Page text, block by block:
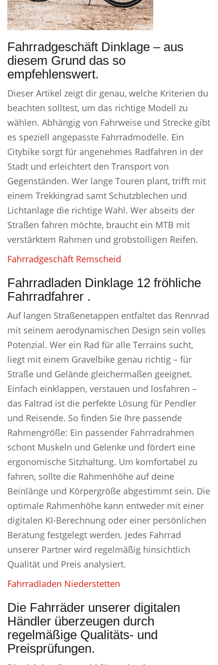
Fahrradgeschäft Dinklage – aus
diesem Grund das so
empfehlenswert.
Dieser Artikel zeigt dir genau, welche Kriterien du
beachten solltest, um das richtige Modell zu
wählen. Abhängig von Fahrweise und Strecke gibt
es speziell angepasste Fahrradmodelle. Ein
Citybike sorgt für angenehmes Radfahren in der
Stadt und erleichtert den Transport von
Gegenständen. Wer lange Touren plant, trifft mit
einem Trekkingrad samt Schutzblechen und
Lichtanlage die richtige Wahl. Wer abseits der
Straßen fahren möchte, braucht ein MTB mit
verstärktem Rahmen und grobstolligen Reifen.
Fahrradgeschäft Remscheid
Fahrradladen Dinklage 12 fröhliche
Fahrradfahrer .
Auf langen Straßenetappen entfaltet das Rennrad
mit seinem aerodynamischen Design sein volles
Potenzial. Wer ein Rad für alle Terrains sucht,
liegt mit einem Gravelbike genau richtig – für
Straße und Gelände gleichermaßen geeignet.
Einfach einklappen, verstauen und losfahren –
das Faltrad ist die perfekte Lösung für Pendler
und Reisende. So finden Sie Ihre passende
Rahmengröße: Ein passender Fahrradrahmen
schont Muskeln und Gelenke und fördert eine
ergonomische Sitzhaltung. Um komfortabel zu
fahren, sollte die Rahmenhöhe auf deine
Beinlänge und Körpergröße abgestimmt sein. Die
optimale Rahmenhöhe kann entweder mit einer
digitalen KI-Berechnung oder einer persönlichen
Beratung festgelegt werden. Jedes Fahrrad
unserer Partner wird regelmäßig hinsichtlich
Qualität und Preis analysiert.
Fahrradladen Niederstetten
Die Fahrräder unserer digitalen
Händler überzeugen durch
regelmäßige Qualitäts- und
Preisprüfungen.